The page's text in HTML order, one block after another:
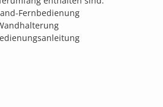
Fernbedienung